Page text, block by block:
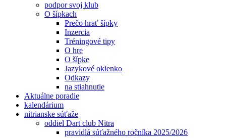
podpor svoj klub
O šípkach
Prečo hrať šípky
Inzercia
Tréningové tipy
O hre
O šípke
Jazykové okienko
Odkazy
na stiahnutie
Aktuálne poradie
kalendárium
nitrianske súťaže
oddiel Dart club Nitra
pravidlá súťažného ročníka 2025/2026